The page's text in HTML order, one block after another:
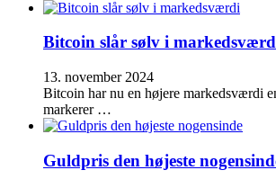
Bitcoin slår sølv i
13. november 2024
Bitcoin har nu en højere markedsværdi
markerer …
Guldpris den højeste